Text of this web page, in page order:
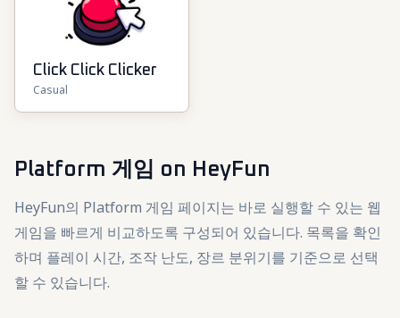
Click Click Clicker
Casual
Platform 게임 on HeyFun
HeyFun의 Platform 게임 페이지는 바로 실행할 수 있는 웹
게임을 빠르게 비교하도록 구성되어 있습니다. 목록을 확인
하며 플레이 시간, 조작 난도, 장르 분위기를 기준으로 선택
할 수 있습니다.